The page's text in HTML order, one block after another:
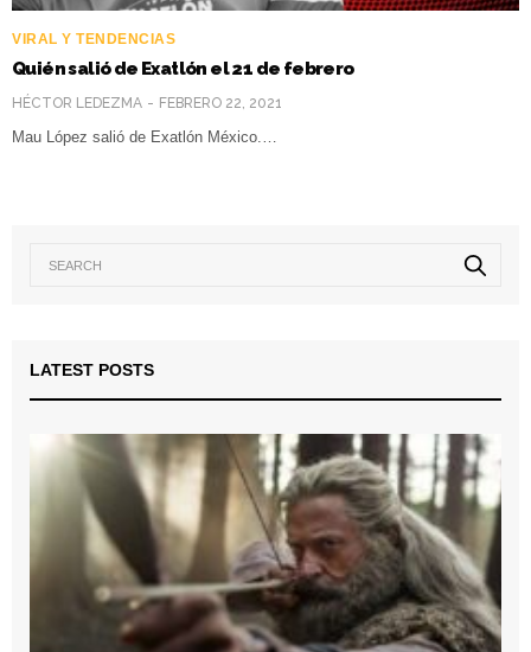
VIRAL Y TENDENCIAS
Quién salió de Exatlón el 21 de febrero
HÉCTOR LEDEZMA FEBRERO 22, 2021
Mau López salió de Exatlón México.…
LATEST POSTS